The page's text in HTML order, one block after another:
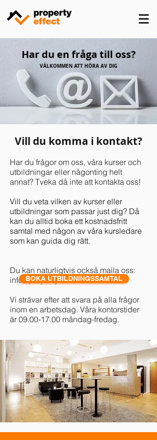
Har du en fråga till oss?
VÄLKOMMEN ATT HÖRA AV DIG
Vill du komma i kontakt?
Har du frågor om oss, våra kurser och
utbildningar eller någonting helt
annat? Tveka då inte att kontakta oss!
Vill du veta vilken av kurser eller
utbildningar som passar just dig? Då
kan du alltid boka ett kostnadsfritt
samtal med någon av våra kursledare
som kan guida dig rätt.
Du kan naturligtvis också maila oss:
info@propertyeffect.com.
Vi strävar efter att svara på alla frågor
inom en arbetsdag. Våra kontorstider
är 09.00-17.00 måndag-fredag.
BOKA UTBILDNINGSSAMTAL